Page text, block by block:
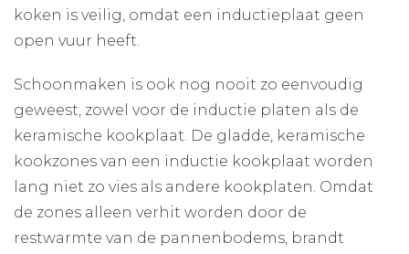
koken is veilig, omdat een inductieplaat geen
open vuur heeft.
Schoonmaken is ook nog nooit zo eenvoudig
geweest, zowel voor de inductie platen als de
keramische kookplaat. De gladde, keramische
kookzones van een inductie kookplaat worden
lang niet zo vies als andere kookplaten. Omdat
de zones alleen verhit worden door de
restwarmte van de pannenbodems, brandt